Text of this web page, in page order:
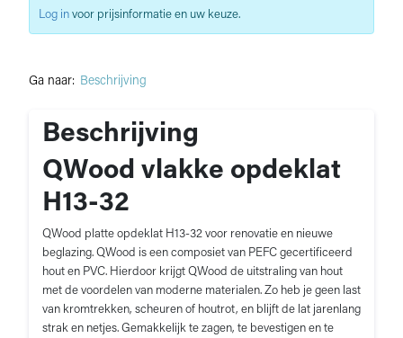
Ga naar: Beschrijving
Beschrijving
QWood vlakke opdeklat
H13-32
QWood platte opdeklat H13-32 voor renovatie en nieuwe
beglazing. QWood is een composiet van PEFC gecertificeerd
hout en PVC. Hierdoor krijgt QWood de uitstraling van hout
met de voordelen van moderne materialen. Zo heb je geen last
van kromtrekken, scheuren of houtrot, en blijft de lat jarenlang
strak en netjes. Gemakkelijk te zagen, te bevestigen en te
Log in voor prijsinformatie en uw keuze.